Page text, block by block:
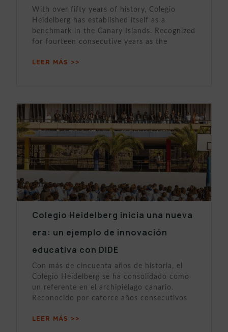
With over fifty years of history, Colegio
Heidelberg has established itself as a
benchmark in the Canary Islands. Recognized
for fourteen consecutive years as the
LEER MÁS >>
Colegio Heidelberg inicia una nueva
era: un ejemplo de innovación
educativa con DIDE
Con más de cincuenta años de historia, el
Colegio Heidelberg se ha consolidado como
un referente en el archipiélago canario.
Reconocido por catorce años consecutivos
LEER MÁS >>